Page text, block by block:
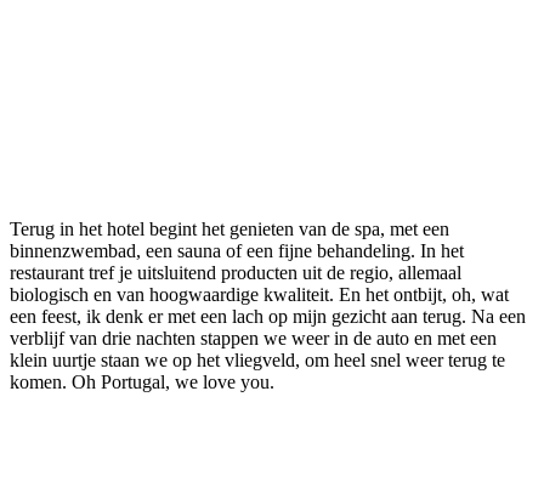
Terug in het hotel begint het genieten van de spa, met een
binnenzwembad, een sauna of een fijne behandeling. In het
restaurant tref je uitsluitend producten uit de regio, allemaal
biologisch en van hoogwaardige kwaliteit. En het ontbijt, oh, wat
een feest, ik denk er met een lach op mijn gezicht aan terug. Na een
verblijf van drie nachten stappen we weer in de auto en met een
klein uurtje staan we op het vliegveld, om heel snel weer terug te
komen. Oh Portugal, we love you.